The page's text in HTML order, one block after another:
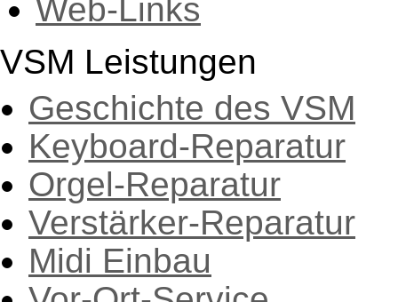
Web-Links
VSM Leistungen
Geschichte des VSM
Keyboard-Reparatur
Orgel-Reparatur
Verstärker-Reparatur
Midi Einbau